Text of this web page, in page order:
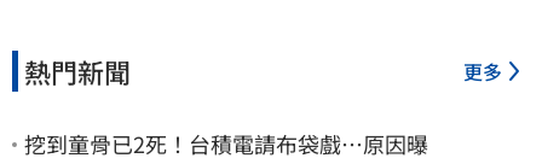
熱門新聞 更多
挖到童骨已2死！台積電請布袋戲…原因曝